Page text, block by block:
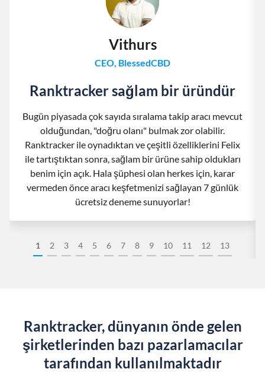
1 2 3 4 5 6 7 8 9 10 11 12 13
Vithurs
CEO, BlessedCBD
Ranktracker sağlam bir üründür
Bugün piyasada çok sayıda sıralama takip aracı mevcut
olduğundan, "doğru olanı" bulmak zor olabilir.
Ranktracker ile oynadıktan ve çeşitli özelliklerini Felix
ile tartıştıktan sonra, sağlam bir ürüne sahip oldukları
benim için açık. Hala şüphesi olan herkes için, karar
vermeden önce aracı keşfetmenizi sağlayan 7 günlük
ücretsiz deneme sunuyorlar!
Ranktracker, dünyanın önde gelen
şirketlerinden bazı pazarlamacılar
tarafından kullanılmaktadır